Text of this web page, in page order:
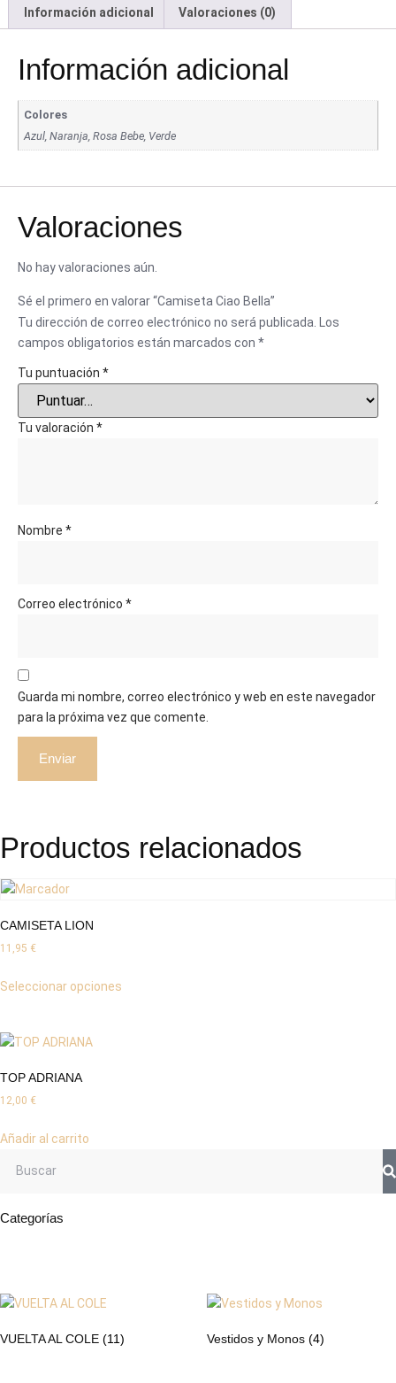
Información adicional
Valoraciones (0)
Información adicional
Colores
Azul, Naranja, Rosa Bebe, Verde
Valoraciones
No hay valoraciones aún.
Sé el primero en valorar “Camiseta Ciao Bella”
Tu dirección de correo electrónico no será publicada.
Los
campos obligatorios están marcados con *
Tu puntuación *
Tu valoración *
Nombre *
Correo electrónico *
Guarda mi nombre, correo electrónico y web en este navegador
para la próxima vez que comente.
Productos relacionados
CAMISETA LION
11,95 €
Seleccionar opciones
TOP ADRIANA
12,00 €
Añadir al carrito
Categorías
VUELTA AL COLE (11) Vestidos y Monos (4)